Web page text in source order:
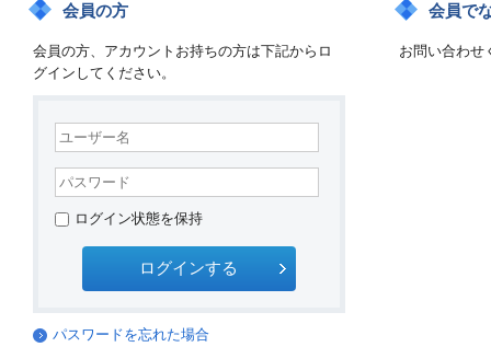
会員の方
会員の方、アカウントお持ちの方は下記からロ
グインしてください。
ログイン状態を保持
パスワードを忘れた場合
会員で
お問い合わせ